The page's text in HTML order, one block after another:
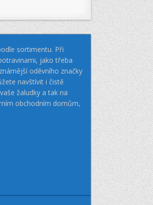
sortimentu. Při
jako třeba
oděvního značky
navštívit i čistě
žaludky a tak na
obchodním domům,